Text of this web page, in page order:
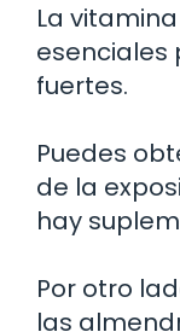
La
esenciales
fuertes.
Puedes
de la
hay
Por otro
las